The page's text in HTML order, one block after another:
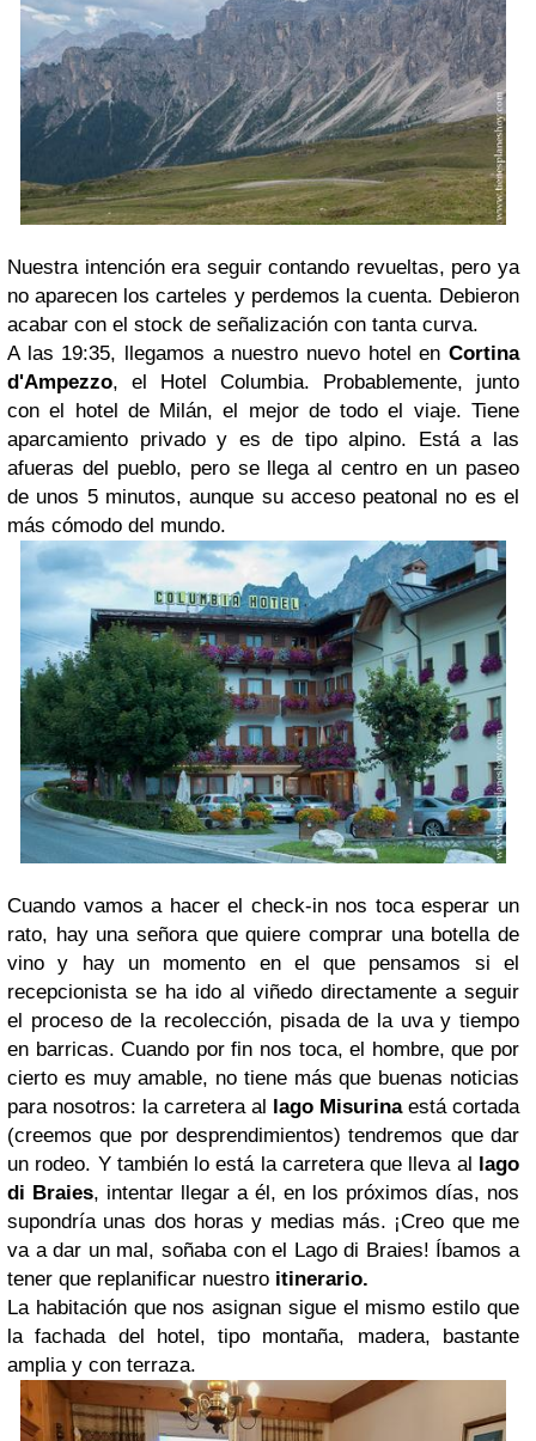
Nuestra intención era seguir contando revueltas, pero ya
no aparecen los carteles y perdemos la cuenta. Debieron
acabar con el stock de señalización con tanta curva.
A las 19:35, llegamos a nuestro nuevo hotel en Cortina
d'Ampezzo, el Hotel Columbia. Probablemente, junto
con el hotel de Milán, el mejor de todo el viaje. Tiene
aparcamiento privado y es de tipo alpino. Está a las
afueras del pueblo, pero se llega al centro en un paseo
de unos 5 minutos, aunque su acceso peatonal no es el
más cómodo del mundo.
Cuando vamos a hacer el check-in nos toca esperar un
rato, hay una señora que quiere comprar una botella de
vino y hay un momento en el que pensamos si el
recepcionista se ha ido al viñedo directamente a seguir
el proceso de la recolección, pisada de la uva y tiempo
en barricas. Cuando por fin nos toca, el hombre, que por
cierto es muy amable, no tiene más que buenas noticias
para nosotros: la carretera al lago Misurinaestá cortada
(creemos que por desprendimientos) tendremos que dar
un rodeo. Y también lo está la carretera que lleva al lago
di Braies, intentar llegar a él, en los próximos días, nos
supondría unas dos horas y medias más. ¡Creo que me
va a dar un mal, soñaba con el Lago di Braies! Íbamos a
tener que replanificar nuestro itinerario.
La habitación que nos asignan sigue el mismo estilo que
la fachada del hotel, tipo montaña, madera, bastante
amplia y con terraza.